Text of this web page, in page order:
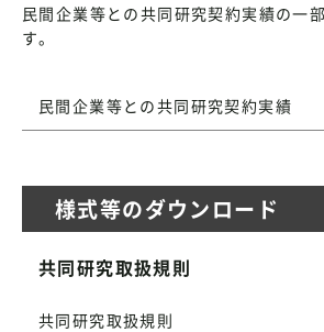
民間企業等との共同研究契約実績の一
す。
民間企業等との共同研究契約実績
様式等のダウンロード
共同研究取扱規則
共同研究取扱規則